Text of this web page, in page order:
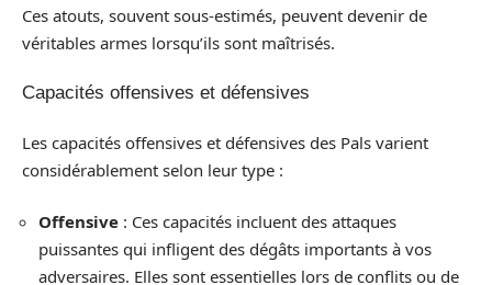
Ces atouts, souvent sous-estimés, peuvent devenir de
véritables armes lorsqu’ils sont maîtrisés.
Capacités offensives et défensives
Les capacités offensives et défensives des Pals varient
considérablement selon leur type :
Offensive : Ces capacités incluent des attaques
puissantes qui infligent des dégâts importants à vos
adversaires. Elles sont essentielles lors de conflits ou de